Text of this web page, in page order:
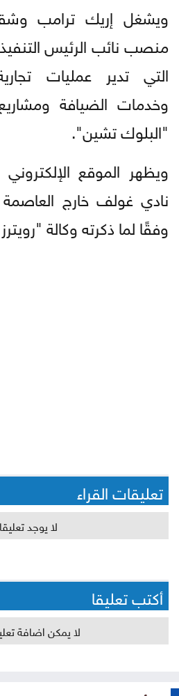
ويشغل إريك ترامب
منصب نائب الرئيس
التي تدير عمليات
وخدمات الضيافة
"البلوك تشين".
ويظهر الموقع
نادي غولف خارج العاصمة
وفقًا لما ذكرته وكالة
تعليقات القراء
لا يوجد
أكتب تعليقا
لا يمكن اضافة